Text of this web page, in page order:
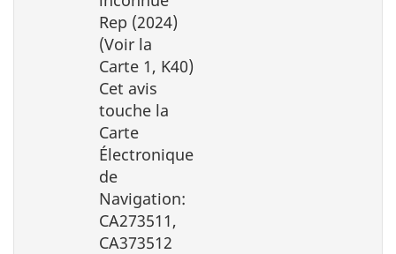
Rep (2024)
(Voir la
Carte 1, K40)
Cet avis
touche la
Carte
Électronique
de
Navigation:
CA273511,
CA373512